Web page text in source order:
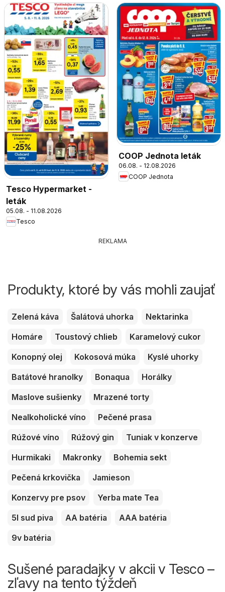
Tesco Hypermarket -
leták
05.08. - 11.08.2026
Tesco
COOP Jednota leták
06.08. - 12.08.2026
COOP Jednota
REKLAMA
Produkty, ktoré by vás mohli zaujať
Zelená káva Šalátová uhorka
Nektarinka
Homáre
Toustový chlieb
Karamelový cukor
Konopný olej
Kokosová múka
Kyslé uhorky
Batátové hranolky
Bonaqua
Horálky
Maslove sušienky
Mrazené torty
Nealkoholické víno
Pečené prasa
Rúžové víno
Rúžový gin
Tuniak v konzerve
Hurmikaki
Makronky
Bohemia sekt
Pečená krkovička
Jamieson
Konzervy pre psov
Yerba mate Tea
5l sud piva
AA batéria
AAA batéria
9v batéria
Sušené paradajky v akcii v Tesco –
zľavy na tento týždeň